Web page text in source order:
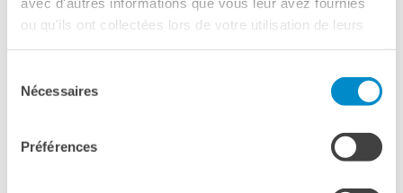
ou qu'ils ont collectées lors de votre utilisation de leurs
Nécessaires
Préférences
5 PA­RO­LE CON SI­GNI­FI­CA­TI DI­VER­SI AL SIN­GO­LA­RE